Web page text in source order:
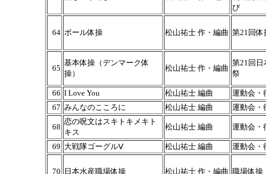
び
64 ボール体操 松山祐士 作・編曲 第21回体
65
基本体操（デンマーク体
操）
松山祐士 作・編曲
第21回日
祭
66 I Love You 松山祐士 編曲
運動会・
67 みんなのこころに 松山祐士 編曲 運動会・
68
恋の呪文はスキトキメキト
キス
松山祐士 編曲 運動会・
69 大戦隊ゴーグルⅤ 松山祐士 編曲 運動会・
70 日本水産職場体操 松山祐士 作・編曲 職場体操